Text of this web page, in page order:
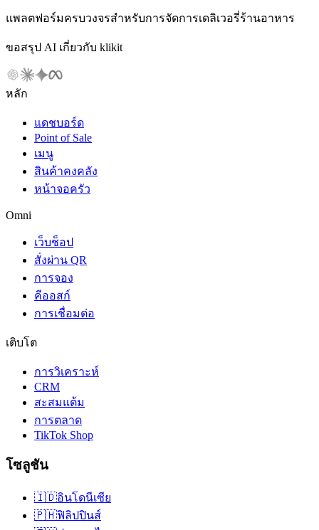
แพลตฟอร์มครบวงจรสำหรับการจัดการเดลิเวอรี่ร้านอาหาร
ขอสรุป AI เกี่ยวกับ klikit
หลัก
แดชบอร์ด
Point of Sale
เมนู
สินค้าคงคลัง
หน้าจอครัว
Omni
เว็บช็อป
สั่งผ่าน QR
การจอง
คีออสก์
การเชื่อมต่อ
เติบโต
การวิเคราะห์
CRM
สะสมแต้ม
การตลาด
TikTok Shop
โซลูชัน
🇮🇩อินโดนีเซีย
🇵🇭ฟิลิปปินส์